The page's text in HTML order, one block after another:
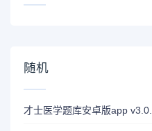
随机
才士医学题库安卓版app